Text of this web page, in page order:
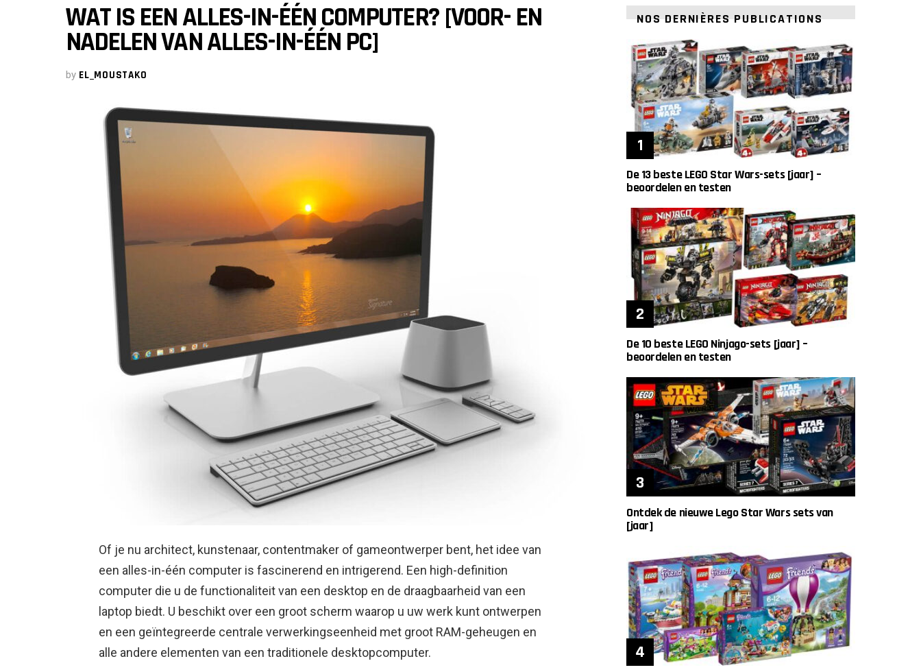
WAT IS EEN ALLES-IN-ÉÉN COMPUTER? [VOOR- EN
NADELEN VAN ALLES-IN-ÉÉN PC]
by EL_MOUSTAKO
Of je nu architect, kunstenaar, contentmaker of gameontwerper bent, het idee van
een alles-in-één computer is fascinerend en intrigerend. Een high-definition
computer die u de functionaliteit van een desktop en de draagbaarheid van een
laptop biedt. U beschikt over een groot scherm waarop u uw werk kunt ontwerpen
en een geïntegreerde centrale verwerkingseenheid met groot RAM-geheugen en
alle andere elementen van een traditionele desktopcomputer.
NOS DERNIÈRES PUBLICATIONS
De 13 beste LEGO Star Wars-sets [jaar] –
beoordelen en testen
De 10 beste LEGO Ninjago-sets [jaar] –
beoordelen en testen
Ontdek de nieuwe Lego Star Wars sets van
[jaar]